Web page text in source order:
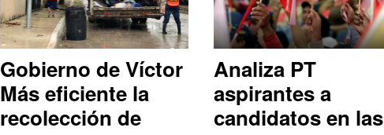
Gobierno de Víctor
Más eficiente la
recolección de
Analiza PT
aspirantes a
candidatos en las